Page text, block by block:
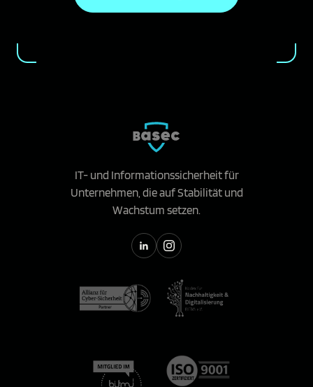
IT- und Informationssicherheit für
Unternehmen, die auf Stabilität und
Wachstum setzen.